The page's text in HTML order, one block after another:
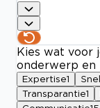
Kies wat voor
onderwerp en
Expertise1
Transparantie1